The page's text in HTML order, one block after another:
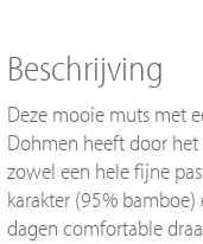
Beschrijving
Deze mooie muts met
Dohmen heeft door
zowel een hele fijne
karakter (95%
dagen comfortable